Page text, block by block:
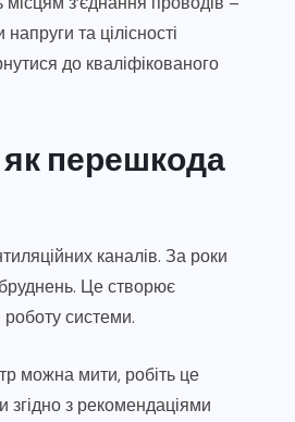
та цілісності
до кваліфікованого
перешкода
каналів. За роки
Це створює
системи.
можна мити, робіть це
з рекомендаціями